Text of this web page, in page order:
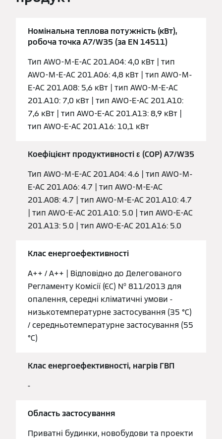
Номінальна теплова потужність (кВт),
робоча точка A7/W35 (за EN 14511)
Тип AWO-M-E-AC 201.A04: 4,0 кВт | тип
AWO-M-E-AC 201.A06: 4,8 кВт | тип AWO-M-
E-AC 201.A08: 5,6 кВт | тип AWO-M-E-AC
201.A10: 7,0 кВт | тип AWO-E-AC 201.A10:
7,6 кВт | тип AWO-E-AC 201.A13: 8,9 кВт |
тип AWO-E-AC 201.A16: 10,1 кВт
Коефіцієнт продуктивності ε (COP) A7/W35
Тип AWO-M-E-AC 201.A04: 4.6 | тип AWO-M-
E-AC 201.A06: 4.7 | тип AWO-M-E-AC
201.A08: 4.7 | тип AWO-M-E-AC 201.A10: 4.7
| тип AWO-E-AC 201.A10: 5.0 | тип AWO-E-AC
201.A13: 5.0 | тип AWO-E-AC 201.A16: 5.0
Клас енергоефективності
A++ / A++ | Відповідно до Делегованого
Регламенту Комісії (ЄС) № 811/2013 для
опалення, середні кліматичні умови -
низькотемпературне застосування (35 °C)
/ середньотемпературне застосування (55
°C)
Клас енергоефективності, нагрів ГВП
-
Область застосування
Приватні будинки, новобудови та проекти